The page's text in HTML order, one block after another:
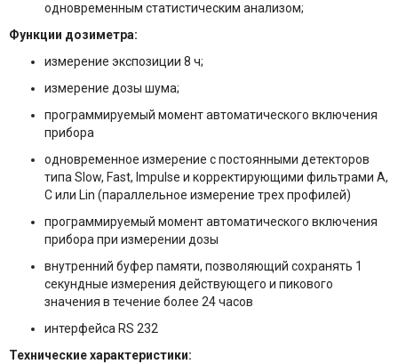
одновременным статистическим анализом;
Функции дозиметра:
измерение экспозиции 8 ч;
измерение дозы шума;
программируемый момент автоматического включения
прибора
одновременное измерение с постоянными детекторов
типа Slow, Fast, Impulse и корректирующими фильтрами A,
C или Lin (параллельное измерение трех профилей)
программируемый момент автоматического включения
прибора при измерении дозы
внутренний буфер памяти, позволяющий сохранять 1
секундные измерения действующего и пикового
значения в течение более 24 часов
интерфейса RS 232
Технические характеристики: